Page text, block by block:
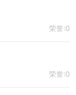
荣誉:0
荣誉:0